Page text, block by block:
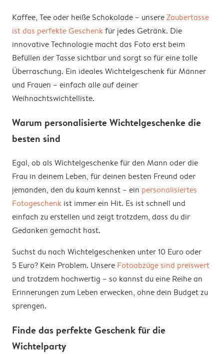
Kaffee, Tee oder heiße Schokolade – unsereZaubertasse
ist das perfekte Geschenkfür jedes Getränk. Die
innovative Technologie macht das Foto erst beim
Befüllen der Tasse sichtbar und sorgt so für eine tolle
Überraschung. Ein ideales Wichtelgeschenk für Männer
und Frauen – einfach alle auf deiner
Weihnachtswichtelliste.
Warum personalisierte Wichtelgeschenke die
besten sind
Egal, ob als Wichtelgeschenke für den Mann oder die
Frau in deinem Leben, für deinen besten Freund oder
jemanden, den du kaum kennst – ein personalisiertes
Fotogeschenk ist immer ein Hit. Es ist schnell und
einfach zu erstellen und zeigt trotzdem, dass du dir
Gedanken gemacht hast.
Suchst du nach Wichtelgeschenken unter 10 Euro oder
5 Euro? Kein Problem. Unsere Fotoabzüge sind preiswert
und trotzdem hochwertig – so kannst du eine Reihe an
Erinnerungen zum Leben erwecken, ohne dein Budget zu
sprengen.
Finde das perfekte Geschenk für die
Wichtelparty